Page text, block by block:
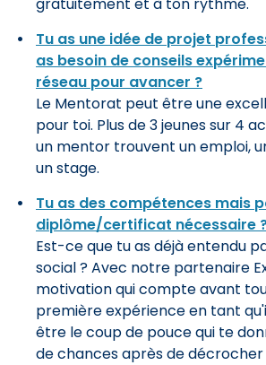
Tu as une idée de projet
as besoin de conseils
réseau pour avancer ?
Le Mentorat peut être une
pour toi. Plus de 3 jeunes sur 4
un mentor trouvent un emploi,
un stage.
Tu as des compétences mais
diplôme/certificat nécessaire
Est-ce que tu as déjà entendu
social ? Avec notre partenaire
motivation qui compte avant
première expérience en tant
être le coup de pouce qui te
de chances après de